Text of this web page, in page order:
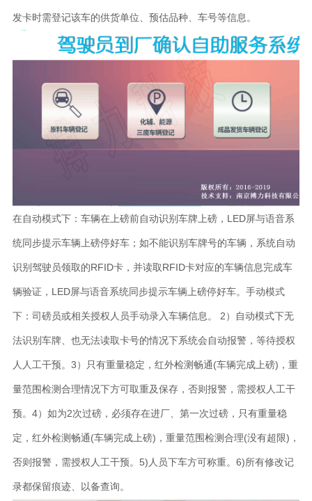
发卡时需登记该车的供货单位、预估品种、车号等信息。
在自动模式下：车辆在上磅前自动识别车牌上磅，LED屏与语音系
统同步提示车辆上磅停好车；如不能识别车牌号的车辆，系统自动
识别驾驶员领取的RFID卡，并读取RFID卡对应的车辆信息完成车
辆验证，LED屏与语音系统同步提示车辆上磅停好车。手动模式
下：司磅员或相关授权人员手动录入车辆信息。 2）自动模式下无
法识别车牌、也无法读取卡号的情况下系统会自动报警，等待授权
人人工干预。3）只有重量稳定，红外检测畅通(车辆完成上磅)，重
量范围检测合理情况下方可取重及保存，否则报警，需授权人工干
预。4）如为2次过磅，必须存在进厂、第一次过磅，只有重量稳
定，红外检测畅通(车辆完成上磅)，重量范围检测合理(没有超限)，
否则报警，需授权人工干预。5)人员下车方可称重。6)所有修改记
录都保留痕迹、以备查询。